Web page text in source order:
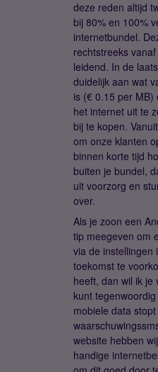
deze reden altijd
bij 80% en 100%
internetbundel.
rechtstreeks
leidend. In de
duidelijk aan wat
is (€ 0.15 per MB)
het internet uit te
bij te kopen.
om onze klanten
binnen korte tijd
buiten je bundel,
uit voorzorg en
over.
Als je zoon een
tip meegeven om
via de instellingen
toekomst te
heeft, dan wil ik je
kunt
mobiele data
website hebben
handige